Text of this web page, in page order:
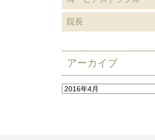
院長
アーカイブ